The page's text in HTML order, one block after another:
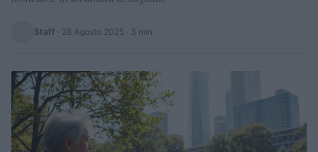
Staff · 28 Agosto 2025 · 3 min